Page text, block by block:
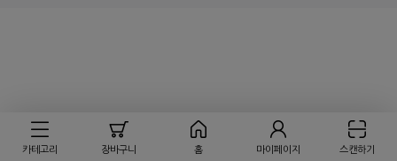
카테고리 장바구니 홈 마이페이지 스캔하기